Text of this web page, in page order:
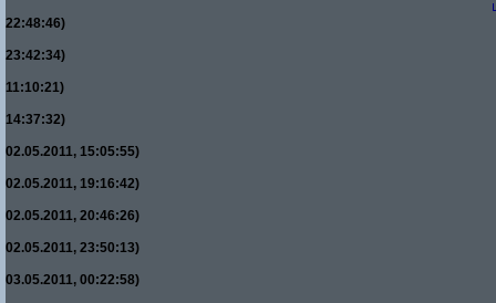
22:48:46)
23:42:34)
11:10:21)
14:37:32)
02.05.2011, 15:05:55)
02.05.2011, 19:16:42)
02.05.2011, 20:46:26)
02.05.2011, 23:50:13)
03.05.2011, 00:22:58)